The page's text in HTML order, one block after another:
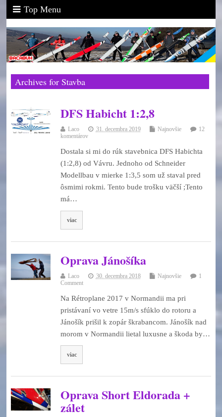
Top Menu
Archives for Stavba
DFS Habicht 1:2,8
Laco 31. decembra 2019 Najnovšie
12
komentárov
Dostala si mi do rúk stavebnica DFS Habichta
(1:2,8) od Vávru. Jednoho od Schneider
Modellbau v mierke 1:3,5 som už staval pred
ôsmimi rokmi. Tento bude trošku väčší ;Tento
má…
viac
Oprava Jánošíka
Laco 30. decembra 2018 Najnovšie
1
Comment
Na Rétroplane 2017 v Normandii ma pri
pristávaní vo vetre 15m/s sfúklo do rotoru a
Jánošík prišil k zopár škrabancom. Jánošík nad
morom v Normandii lietal luxusne a škoda by…
viac
Oprava Short Eldorada +
zálet